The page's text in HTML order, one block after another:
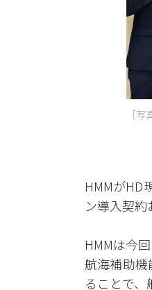
［写
HMMがHD
ン導入契
HMMは今
航海補助機
ることで